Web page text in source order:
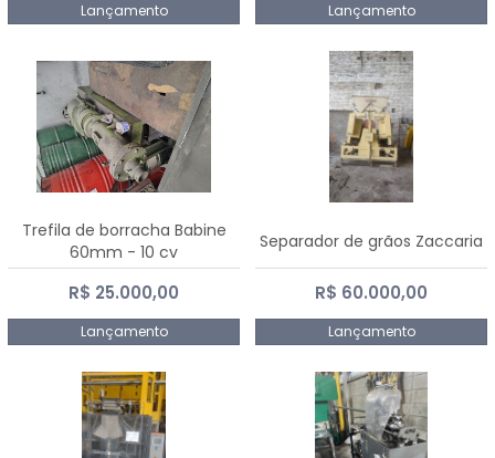
Lançamento Lançamento
Trefila de borracha Babine
60mm - 10 cv
R$ 25.000,00
Lançamento
Separador de grãos Zaccaria
R$ 60.000,00
Lançamento